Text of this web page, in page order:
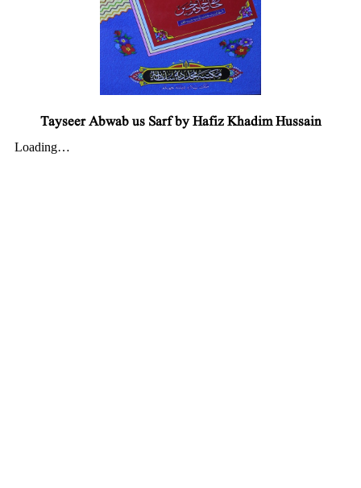
Tayseer Abwab us Sarf by Hafiz Khadim Hussain